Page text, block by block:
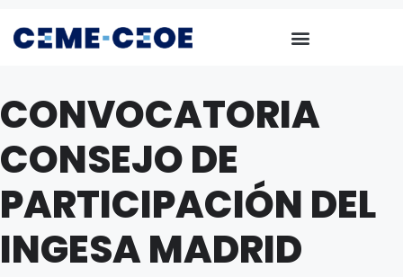
CONVOCATORIA
CONSEJO DE
PARTICIPACIÓN DEL
INGESA MADRID